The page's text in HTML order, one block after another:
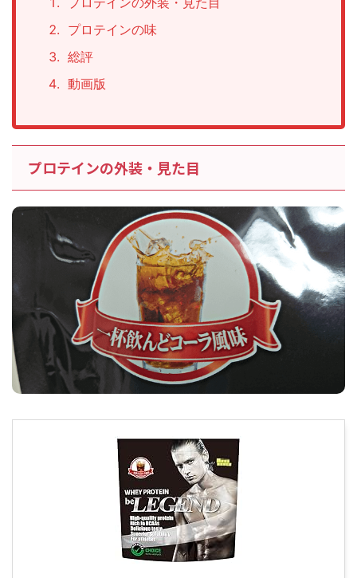
プロテインの味
総評
動画版
プロテインの外装・見た目